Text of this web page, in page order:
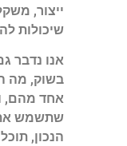
ייצור,
שיכולות
אנו נדבר
בשוק, מה
אחד מהם,
שתשמש
הנכון,